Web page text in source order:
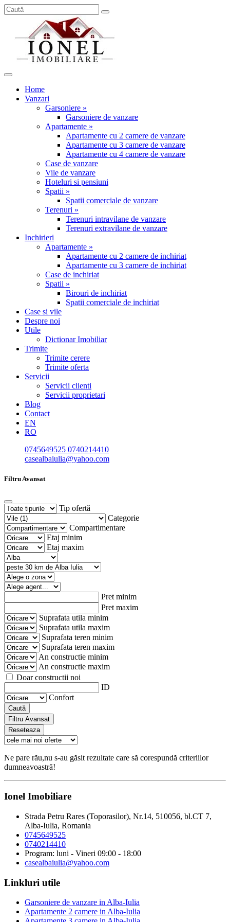
Home
Vanzari
Garsoniere »
Garsoniere de vanzare
Apartamente »
Apartamente cu 2 camere de vanzare
Apartamente cu 3 camere de vanzare
Apartamente cu 4 camere de vanzare
Case de vanzare
Vile de vanzare
Hoteluri si pensiuni
Spatii »
Spatii comerciale de vanzare
Terenuri »
Terenuri intravilane de vanzare
Terenuri extravilane de vanzare
Inchirieri
Apartamente »
Apartamente cu 2 camere de inchiriat
Apartamente cu 3 camere de inchiriat
Case de inchiriat
Spatii »
Birouri de inchiriat
Spatii comerciale de inchiriat
Case si vile
Despre noi
Utile
Dictionar Imobiliar
Trimite
Trimite cerere
Trimite oferta
Servicii
Servicii clienti
Servicii proprietari
Blog
Contact
EN
RO
0745649525 0740214410
casealbaiulia@yahoo.com
Filtru Avansat
Tip ofertă
Categorie
Compartimentare
Etaj minim
Etaj maxim
Pret minim
Pret maxim
Suprafata utila minim
Suprafata utila maxim
Suprafata teren minim
Suprafata teren maxim
An constructie minim
An constructie maxim
Doar constructii noi
ID
Confort
Caută
Filtru Avansat
Reseteaza
Ne pare rău,nu s-au găsit rezultate care să corespundă criteriilor
dumneavoastră!
Ionel Imobiliare
Strada Petru Rares (Toporasilor), Nr.14, 510056, bl.CT 7,
Alba-Iulia, Romania
0745649525
0740214410
Program: luni - Vineri 09:00 - 18:00
casealbaiulia@yahoo.com
Linkluri utile
Garsoniere de vanzare in Alba-Iulia
Apartamente 2 camere in Alba-Iulia